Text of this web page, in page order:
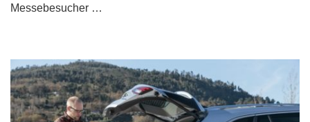
Messebesucher …